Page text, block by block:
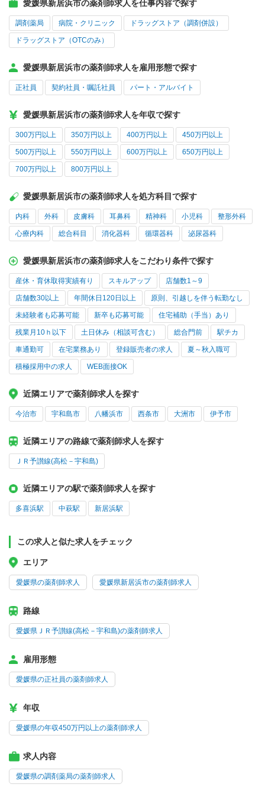
愛媛県新居浜市の薬剤師求人を仕事内容で探す
調剤薬局 病院・クリニック ドラッグストア（調剤併設）
ドラッグストア（OTCのみ）
愛媛県新居浜市の薬剤師求人を雇用形態で探す
正社員 契約社員・嘱託社員 パート・アルバイト
愛媛県新居浜市の薬剤師求人を年収で探す
300万円以上 350万円以上 400万円以上 450万円以上
500万円以上 550万円以上 600万円以上 650万円以上
700万円以上 800万円以上
愛媛県新居浜市の薬剤師求人を処方科目で探す
内科 外科 皮膚科 耳鼻科 精神科 小児科 整形外科
心療内科 総合科目 消化器科 循環器科 泌尿器科
愛媛県新居浜市の薬剤師求人をこだわり条件で探す
産休・育休取得実績有り スキルアップ 店舗数1～9
店舗数30以上 年間休日120日以上 原則、引越しを伴う転勤なし
未経験者も応募可能 新卒も応募可能 住宅補助（手当）あり
残業月10ｈ以下 土日休み（相談可含む） 総合門前 駅チカ
車通勤可 在宅業務あり 登録販売者の求人 夏～秋入職可
積極採用中の求人 WEB面接OK
近隣エリアで薬剤師求人を探す
今治市 宇和島市 八幡浜市 西条市 大洲市 伊予市
近隣エリアの路線で薬剤師求人を探す
ＪＲ予讃線(高松－宇和島)
近隣エリアの駅で薬剤師求人を探す
多喜浜駅 中萩駅 新居浜駅
この求人と似た求人をチェック
エリア
愛媛県の薬剤師求人 愛媛県新居浜市の薬剤師求人
路線
愛媛県ＪＲ予讃線(高松－宇和島)の薬剤師求人
雇用形態
愛媛県の正社員の薬剤師求人
年収
愛媛県の年収450万円以上の薬剤師求人
求人内容
愛媛県の調剤薬局の薬剤師求人